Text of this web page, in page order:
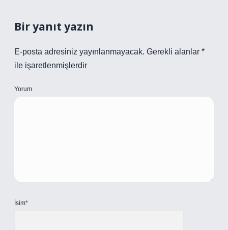
Bir yanıt yazın
E-posta adresiniz yayınlanmayacak. Gerekli alanlar *
ile işaretlenmişlerdir
Yorum
İsim*